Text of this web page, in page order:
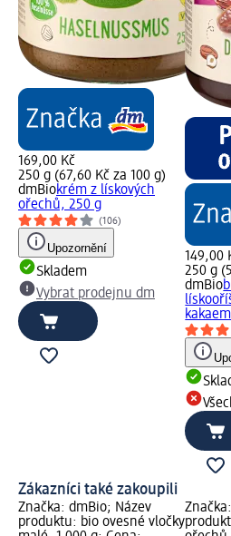
169,00 Kč
250 g (67,60 Kč za 100 g)
dmBiokrém z lískových
ořechů, 250 g
(106)
Upozornění
Skladem
Vybrat prodejnu dm
149,00
250 g
dmBio
Zákazníci také zakoupili
Značka: dmBio; Název
produktu: bio ovesné vločky